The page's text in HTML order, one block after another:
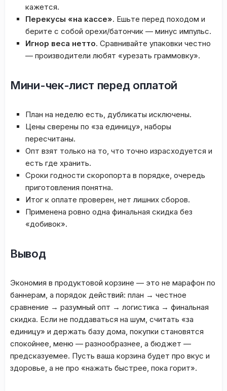
кажется.
Перекусы «на кассе». Ешьте перед походом и
берите с собой орехи/батончик — минус импульс.
Игнор веса нетто. Сравнивайте упаковки честно
— производители любят «урезать граммовку».
Мини-чек-лист перед оплатой
План на неделю есть, дубликаты исключены.
Цены сверены по «за единицу», наборы
пересчитаны.
Опт взят только на то, что точно израсходуется и
есть где хранить.
Сроки годности скоропорта в порядке, очередь
приготовления понятна.
Итог к оплате проверен, нет лишних сборов.
Применена ровно одна финальная скидка без
«добивок».
Вывод
Экономия в продуктовой корзине — это не марафон по
баннерам, а порядок действий: план → честное
сравнение → разумный опт → логистика → финальная
скидка. Если не поддаваться на шум, считать «за
единицу» и держать базу дома, покупки становятся
спокойнее, меню — разнообразнее, а бюджет —
предсказуемее. Пусть ваша корзина будет про вкус и
здоровье, а не про «нажать быстрее, пока горит».